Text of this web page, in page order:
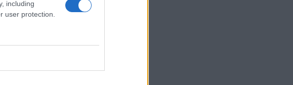
including
user protection.